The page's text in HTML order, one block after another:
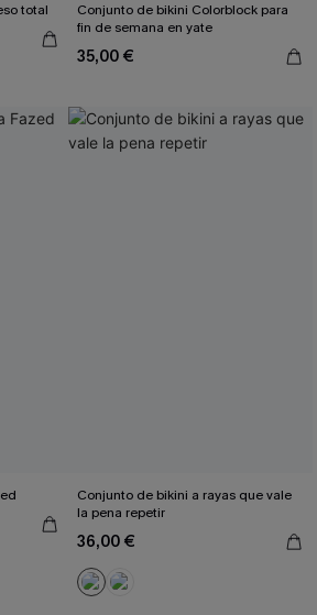
total
Conjunto de bikini Colorblock para
fin de semana en yate
35,00 €
Conjunto de bikini a rayas que vale
la pena repetir
36,00 €